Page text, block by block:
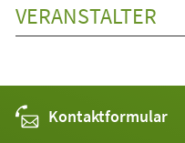
VERANSTALTER
Kontaktformular